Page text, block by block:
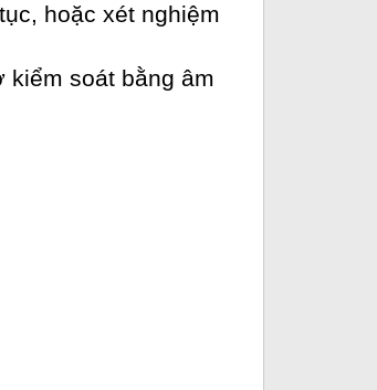
hoặc xét nghiệm
kiểm soát bằng âm